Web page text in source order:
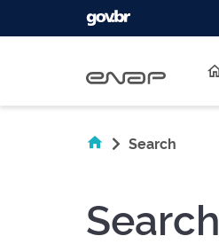
Search
Search